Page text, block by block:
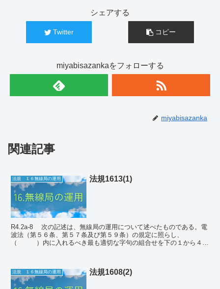
シェアする
Twitter コピー
miyabisazankaをフォローする
miyabisazanka
関連記事
法規 １６無線局の運用 法規1613(1)
R4.2a-8 次の記述は、無線局の運用について述べたものである。電
波法（第５６条、第５７条及び第５９条）の規定に照らし、
（ ）内に入れるべき最も適切な字句の組合せを下の１から４ま
法規 １６無線局の運用 法規1608(2)